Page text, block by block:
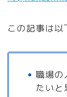
この記事は以
職場の
たいと